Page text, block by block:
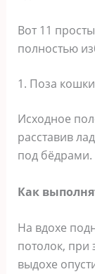
Вот 11
полностью
1. Поза
Исходное
расставив
под бёдрами.
Как
На вдохе
потолок, при
выдохе